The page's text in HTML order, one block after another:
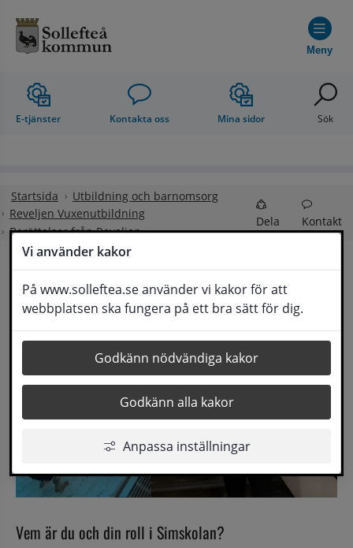
Vi använder kakor
På www.solleftea.se använder vi kakor för att
webbplatsen ska fungera på ett bra sätt för dig.
Godkänn nödvändiga kakor
Godkänn alla kakor
Anpassa inställningar
Meny
E-tjänster Kontakta oss Mina sidor Sök
Startsida
Utbildning och barnomsorg
Reveljen Vuxenutbildning
Berättelser från Reveljen
Dela Kontakt
Simskola för SFI-elever
Vem är du och din roll i Simskolan?